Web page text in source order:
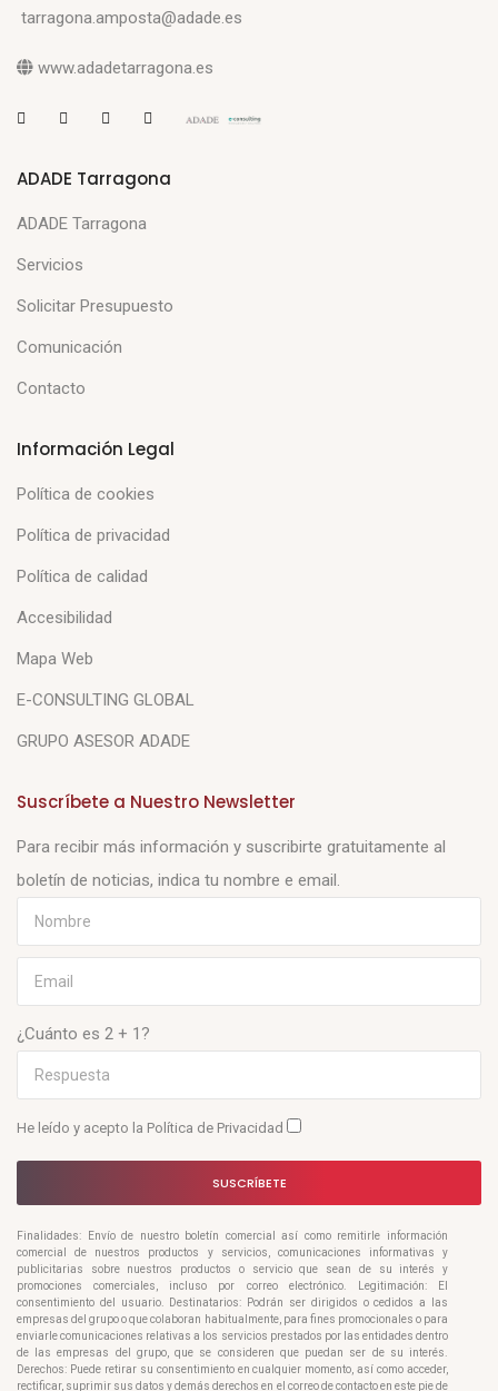
tarragona.amposta@adade.es
www.adadetarragona.es
ADADE Tarragona
ADADE Tarragona
Servicios
Solicitar Presupuesto
Comunicación
Contacto
Información Legal
Política de cookies
Política de privacidad
Política de calidad
Accesibilidad
Mapa Web
E-CONSULTING GLOBAL
GRUPO ASESOR ADADE
Suscríbete a Nuestro Newsletter
Para recibir más información y suscribirte gratuitamente al
boletín de noticias, indica tu nombre e email.
¿Cuánto es 2 + 1?
He leído y acepto la Política de Privacidad
SUSCRÍBETE
Finalidades: Envío de nuestro boletín comercial así como remitirle información
comercial de nuestros productos y servicios, comunicaciones informativas y
publicitarias sobre nuestros productos o servicio que sean de su interés y
promociones comerciales, incluso por correo electrónico. Legitimación: El
consentimiento del usuario. Destinatarios: Podrán ser dirigidos o cedidos a las
empresas del grupo o que colaboran habitualmente, para fines promocionales o para
enviarle comunicaciones relativas a los servicios prestados por las entidades dentro
de las empresas del grupo, que se consideren que puedan ser de su interés.
Derechos: Puede retirar su consentimiento en cualquier momento, así como acceder,
rectificar, suprimir sus datos y demás derechos en el correo de contacto en este pie de